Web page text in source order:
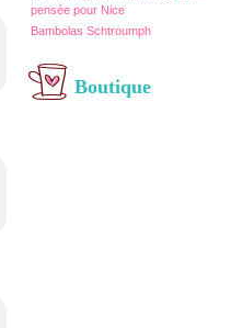
pensée pour Nice
Bambolas Schtroumph
Boutique